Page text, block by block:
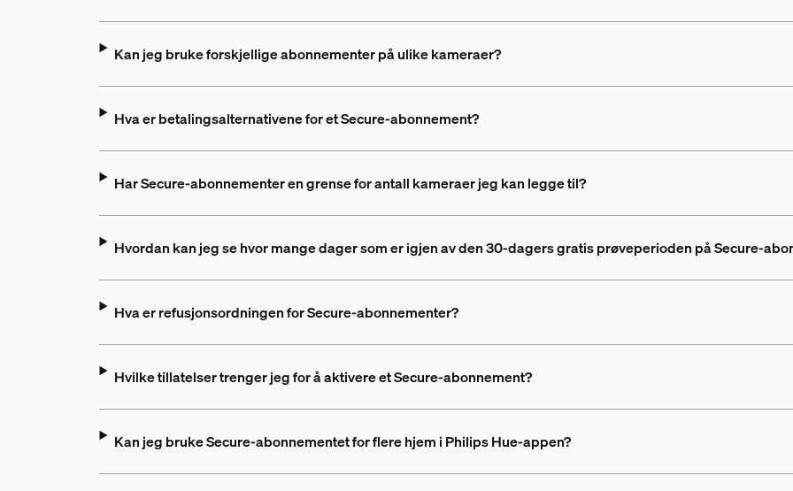
Kan jeg bruke forskjellige abonnementer på ulike kameraer?
Hva er betalingsalternativene for et Secure-abonnement?
Har Secure-abonnementer en grense for antall kameraer jeg kan legge til?
Hvordan kan jeg se hvor mange dager som er igjen av den 30-dagers gratis prøveperioden på Secure-
Hva er refusjonsordningen for Secure-abonnementer?
Hvilke tillatelser trenger jeg for å aktivere et Secure-abonnement?
Kan jeg bruke Secure-abonnementet for flere hjem i Philips Hue-appen?